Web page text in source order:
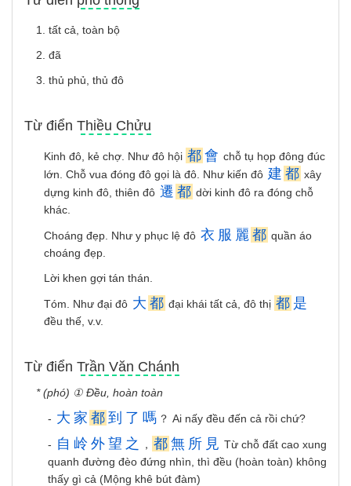
1. tất cả, toàn bộ
2. đã
3. thủ phủ, thủ đô
Từ điển Thiều Chửu
Kinh đô, kẻ chợ. Như đô hội 都 會 chỗ tụ họp đông đúc
lớn. Chỗ vua đóng đô gọi là đô. Như kiến đô 建 都 xây
dựng kinh đô, thiên đô 遷 都 dời kinh đô ra đóng chỗ
khác.
Choáng đẹp. Như y phục lệ đô 衣 服 麗 都 quần áo
choáng đẹp.
Lời khen gợi tán thán.
Tóm. Như đại đô 大 都 đại khái tất cả, đô thị 都 是
đều thế, v.v.
Từ điển Trần Văn Chánh
* (phó) ① Đều, hoàn toàn
- 大 家 都 到 了 嗎 ？ Ai nấy đều đến cả rồi chứ?
- 自 岭 外 望 之 ， 都 無 所 見 Từ chỗ đất cao xung
quanh đường đèo đứng nhìn, thì đều (hoàn toàn) không
thấy gì cả (Mộng khê bút đàm)